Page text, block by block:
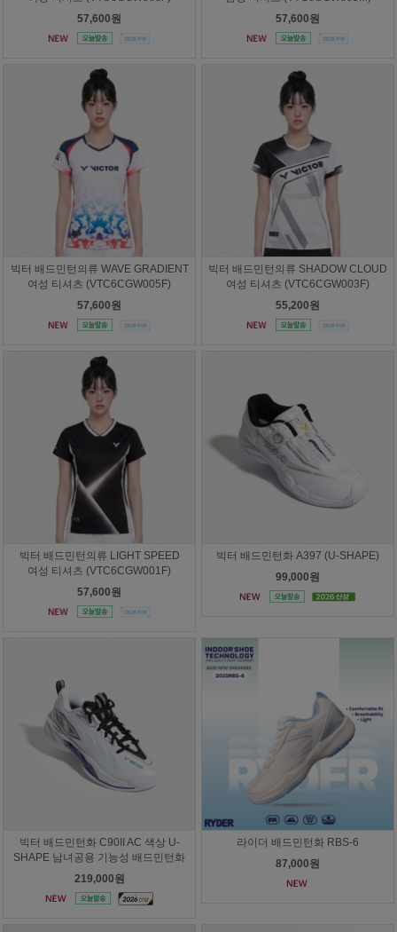
57,600원
57,600원
빅터 배드민턴의류 WAVE GRADIENT
여성 티셔츠 (VTC6CGW005F)
57,600원
빅터 배드민턴의류 SHADOW CLOUD
여성 티셔츠 (VTC6CGW003F)
55,200원
빅터 배드민턴의류 LIGHT SPEED
여성 티셔츠 (VTC6CGW001F)
57,600원
빅터 배드민턴화 A397 (U-SHAPE)
99,000원
빅터 배드민턴화 C90II AC 색상 U-
SHAPE 남녀공용 기능성 배드민턴화
219,000원
라이더 배드민턴화 RBS-6
87,000원